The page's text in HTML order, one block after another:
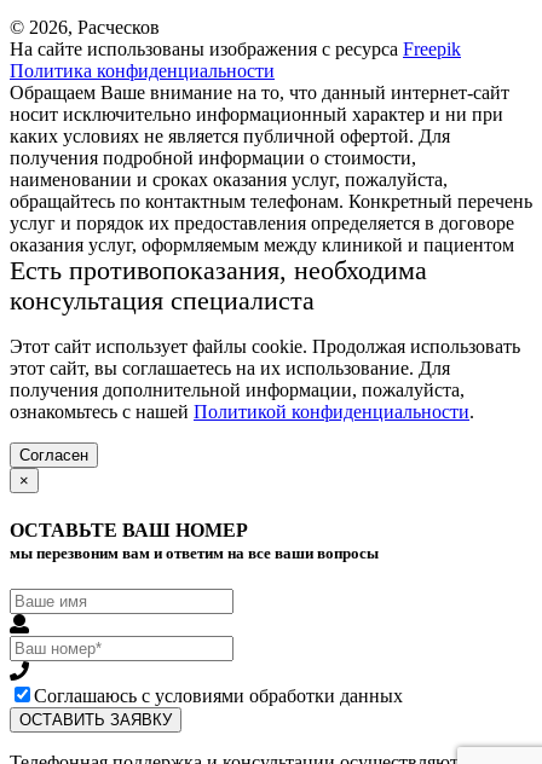
© 2026, Расческов
На сайте использованы изображения с ресурса Freepik
Политика конфиденциальности
Обращаем Ваше внимание на то, что данный интернет-сайт
носит исключительно информационный характер и ни при
каких условиях не является публичной офертой. Для
получения подробной информации о стоимости,
наименовании и сроках оказания услуг, пожалуйста,
обращайтесь по контактным телефонам. Конкретный перечень
услуг и порядок их предоставления определяется в договоре
оказания услуг, оформляемым между клиникой и пациентом
Есть противопоказания, необходима
консультация специалиста
Этот сайт использует файлы cookie. Продолжая использовать
этот сайт, вы соглашаетесь на их использование. Для
получения дополнительной информации, пожалуйста,
ознакомьтесь с нашей Политикой конфиденциальности.
Согласен
×
ОСТАВЬТЕ ВАШ НОМЕР
мы перезвоним вам и ответим на все ваши вопросы
Соглашаюсь с условиями обработки данных